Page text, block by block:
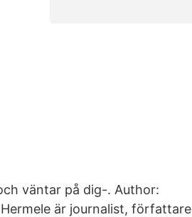
väntar på dig-. Author:
är journalist, författare